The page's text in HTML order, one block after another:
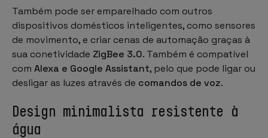
Também pode ser emparelhado com outros
dispositivos domésticos inteligentes, como sensores
de movimento, e criar cenas de automação graças à
sua conetividade ZigBee 3.0. Também é compatível
com Alexa e Google Assistant, pelo que pode ligar ou
desligar as luzes através de comandos de voz.
Design minimalista resistente à
água